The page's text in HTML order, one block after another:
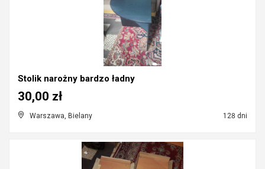
Stolik narożny bardzo ładny
Warszawa, Bielany 128 dni
30,00 zł